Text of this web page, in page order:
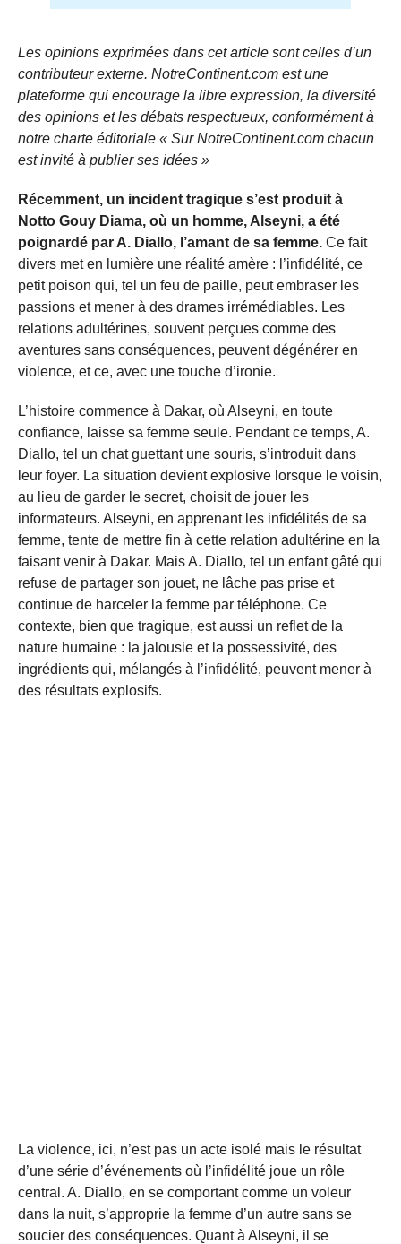
Les opinions exprimées dans cet article sont celles d’un
contributeur externe. NotreContinent.com est une
plateforme qui encourage la libre expression, la diversité
des opinions et les débats respectueux, conformément à
notre charte éditoriale « Sur NotreContinent.com chacun
est invité à publier ses idées »
Récemment, un incident tragique s’est produit à
Notto Gouy Diama, où un homme, Alseyni, a été
poignardé par A. Diallo, l’amant de sa femme. Ce fait
divers met en lumière une réalité amère : l’infidélité, ce
petit poison qui, tel un feu de paille, peut embraser les
passions et mener à des drames irrémédiables. Les
relations adultérines, souvent perçues comme des
aventures sans conséquences, peuvent dégénérer en
violence, et ce, avec une touche d’ironie.
L’histoire commence à Dakar, où Alseyni, en toute
confiance, laisse sa femme seule. Pendant ce temps, A.
Diallo, tel un chat guettant une souris, s’introduit dans
leur foyer. La situation devient explosive lorsque le voisin,
au lieu de garder le secret, choisit de jouer les
informateurs. Alseyni, en apprenant les infidélités de sa
femme, tente de mettre fin à cette relation adultérine en la
faisant venir à Dakar. Mais A. Diallo, tel un enfant gâté qui
refuse de partager son jouet, ne lâche pas prise et
continue de harceler la femme par téléphone. Ce
contexte, bien que tragique, est aussi un reflet de la
nature humaine : la jalousie et la possessivité, des
ingrédients qui, mélangés à l’infidélité, peuvent mener à
des résultats explosifs.
La violence, ici, n’est pas un acte isolé mais le résultat
d’une série d’événements où l’infidélité joue un rôle
central. A. Diallo, en se comportant comme un voleur
dans la nuit, s’approprie la femme d’un autre sans se
soucier des conséquences. Quant à Alseyni, il se